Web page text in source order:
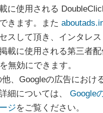
に使用される
きます。また
スして頂き、インタレ
載に使用される第三者
無効にできます。
他、Googleの広告におけ
細については、
Google
ジをご覧ください。